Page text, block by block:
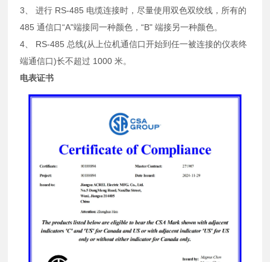
3、 进行 RS-485 电缆连接时，尽量使用双色双绞线，所有的
485 通信口“A"端接同一种颜色，“B" 端接另一种颜色。
4、 RS-485 总线(从上位机通信口开始到任一被连接的仪表终
端通信口)长不超过 1000 米。
电表证书